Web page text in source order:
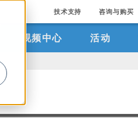
技术支持 咨询与购买
视频中心 活动